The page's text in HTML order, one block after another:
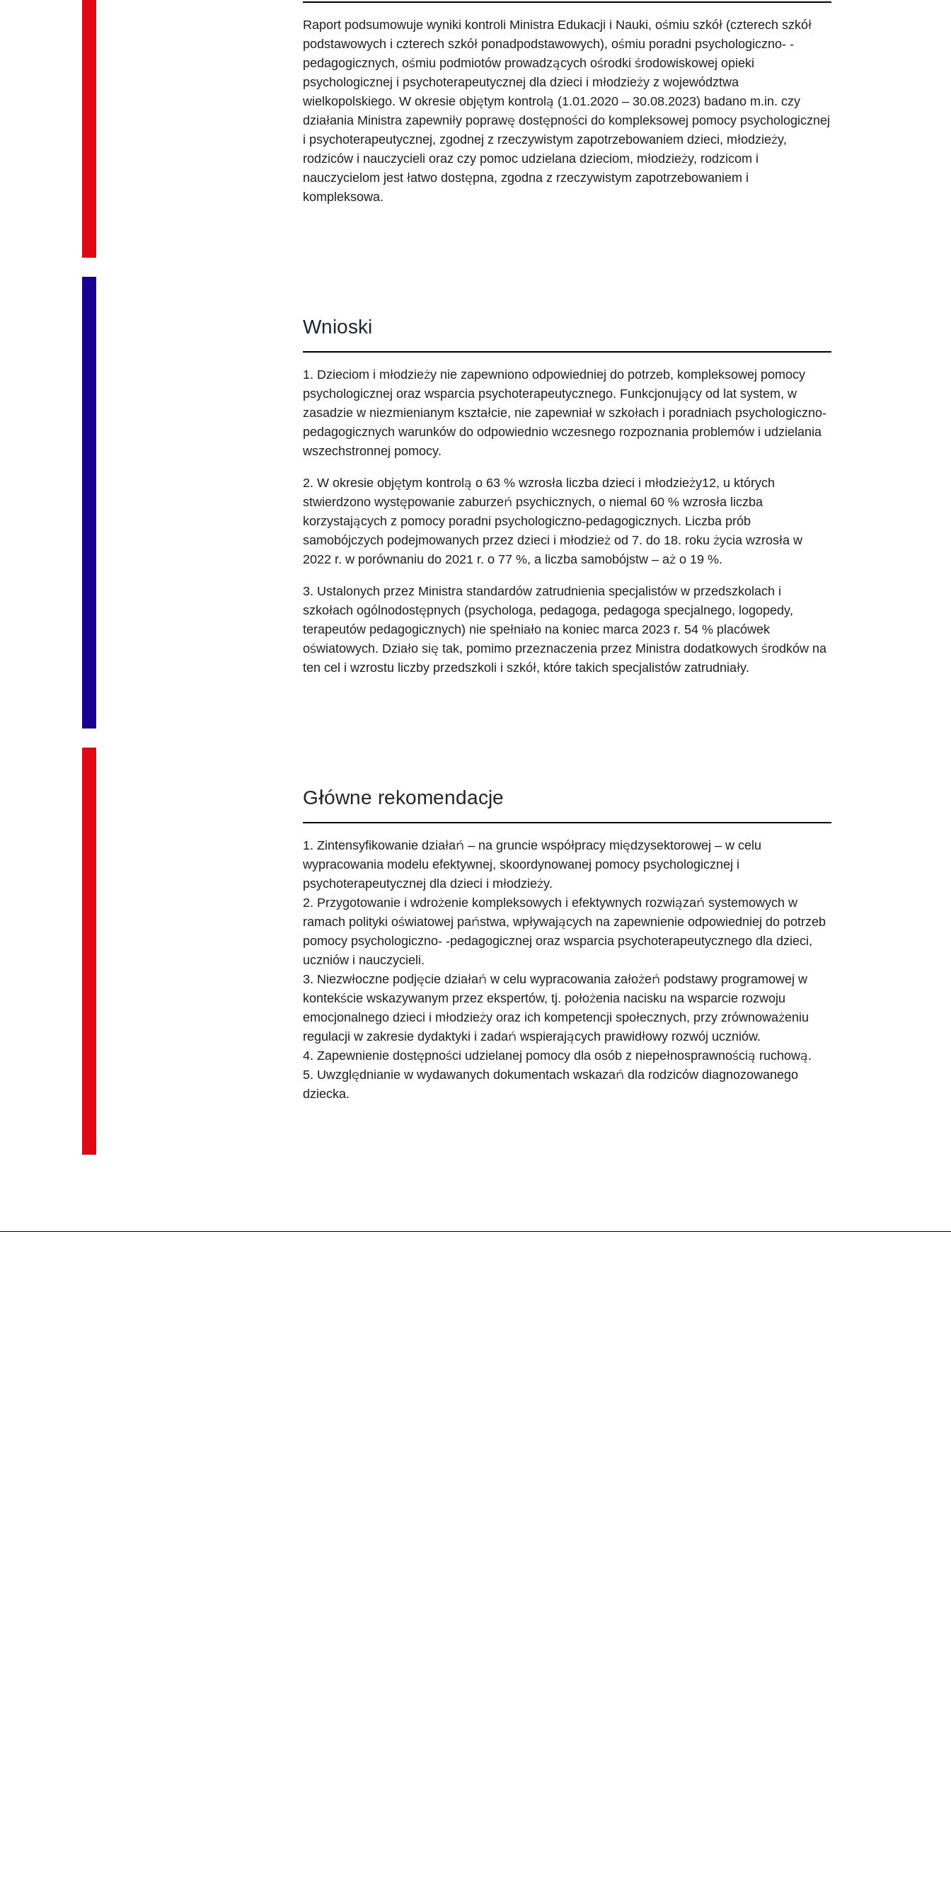
Raport podsumowuje wyniki kontroli Ministra Edukacji i Nauki, ośmiu szkół (czterech szkół
podstawowych i czterech szkół ponadpodstawowych), ośmiu poradni psychologiczno- -
pedagogicznych, ośmiu podmiotów prowadzących ośrodki środowiskowej opieki
psychologicznej i psychoterapeutycznej dla dzieci i młodzieży z województwa
wielkopolskiego. W okresie objętym kontrolą (1.01.2020 – 30.08.2023) badano m.in. czy
działania Ministra zapewniły poprawę dostępności do kompleksowej pomocy psychologicznej
i psychoterapeutycznej, zgodnej z rzeczywistym zapotrzebowaniem dzieci, młodzieży,
rodziców i nauczycieli oraz czy pomoc udzielana dzieciom, młodzieży, rodzicom i
nauczycielom jest łatwo dostępna, zgodna z rzeczywistym zapotrzebowaniem i
kompleksowa.
Wnioski
1. Dzieciom i młodzieży nie zapewniono odpowiedniej do potrzeb, kompleksowej pomocy
psychologicznej oraz wsparcia psychoterapeutycznego. Funkcjonujący od lat system, w
zasadzie w niezmienianym kształcie, nie zapewniał w szkołach i poradniach psychologiczno-
pedagogicznych warunków do odpowiednio wczesnego rozpoznania problemów i udzielania
wszechstronnej pomocy.
2. W okresie objętym kontrolą o 63 % wzrosła liczba dzieci i młodzieży12, u których
stwierdzono występowanie zaburzeń psychicznych, o niemal 60 % wzrosła liczba
korzystających z pomocy poradni psychologiczno-pedagogicznych. Liczba prób
samobójczych podejmowanych przez dzieci i młodzież od 7. do 18. roku życia wzrosła w
2022 r. w porównaniu do 2021 r. o 77 %, a liczba samobójstw – aż o 19 %.
3. Ustalonych przez Ministra standardów zatrudnienia specjalistów w przedszkolach i
szkołach ogólnodostępnych (psychologa, pedagoga, pedagoga specjalnego, logopedy,
terapeutów pedagogicznych) nie spełniało na koniec marca 2023 r. 54 % placówek
oświatowych. Działo się tak, pomimo przeznaczenia przez Ministra dodatkowych środków na
ten cel i wzrostu liczby przedszkoli i szkół, które takich specjalistów zatrudniały.
Główne rekomendacje
1. Zintensyfikowanie działań – na gruncie współpracy międzysektorowej – w celu
wypracowania modelu efektywnej, skoordynowanej pomocy psychologicznej i
psychoterapeutycznej dla dzieci i młodzieży.
2. Przygotowanie i wdrożenie kompleksowych i efektywnych rozwiązań systemowych w
ramach polityki oświatowej państwa, wpływających na zapewnienie odpowiedniej do potrzeb
pomocy psychologiczno- -pedagogicznej oraz wsparcia psychoterapeutycznego dla dzieci,
uczniów i nauczycieli.
3. Niezwłoczne podjęcie działań w celu wypracowania założeń podstawy programowej w
kontekście wskazywanym przez ekspertów, tj. położenia nacisku na wsparcie rozwoju
emocjonalnego dzieci i młodzieży oraz ich kompetencji społecznych, przy zrównoważeniu
regulacji w zakresie dydaktyki i zadań wspierających prawidłowy rozwój uczniów.
4. Zapewnienie dostępności udzielanej pomocy dla osób z niepełnosprawnością ruchową.
5. Uwzględnianie w wydawanych dokumentach wskazań dla rodziców diagnozowanego
dziecka.